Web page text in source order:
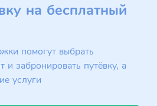
на бесплатный
помогут выбрать
и забронировать путёвку, а
услуги